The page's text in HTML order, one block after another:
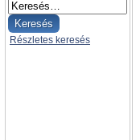
Részletes keresés